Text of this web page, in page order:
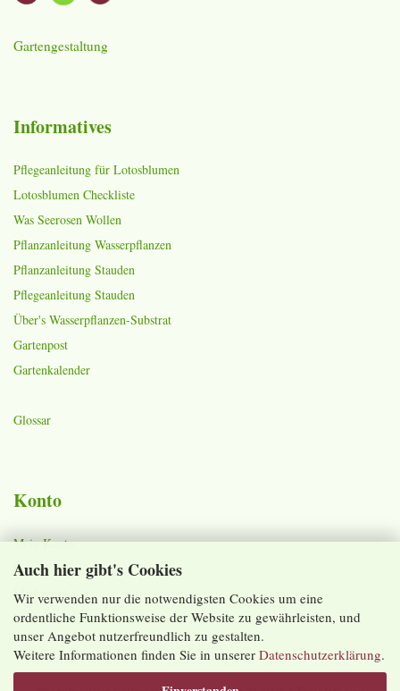
Auch hier gibt's Cookies
Wir verwenden nur die notwendigsten Cookies um eine
ordentliche Funktionsweise der Website zu gewährleisten, und
unser Angebot nutzerfreundlich zu gestalten.
Weitere Informationen finden Sie in unserer Datenschutzerklärung.
Gartengestaltung
Informatives
Pflegeanleitung für Lotosblumen
Lotosblumen Checkliste
Was Seerosen Wollen
Pflanzanleitung Wasserpflanzen
Pflanzanleitung Stauden
Pflegeanleitung Stauden
Über's Wasserpflanzen-Substrat
Gartenpost
Gartenkalender
Glossar
Konto
Mein Konto
Warenkorb
Merkzettel
Lieferzeiten und Versandkosten